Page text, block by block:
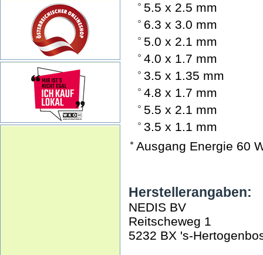
5.5 x 2.5 mm
6.3 x 3.0 mm
5.0 x 2.1 mm
4.0 x 1.7 mm
3.5 x 1.35 mm
4.8 x 1.7 mm
5.5 x 2.1 mm
3.5 x 1.1 mm
Ausgang Energie 60
Herstellerangaben:
NEDIS BV
Reitscheweg 1
5232 BX 's-